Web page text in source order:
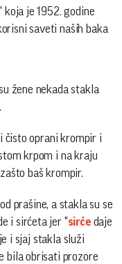
koja je 1952. godine
saveti naših baka
žene nekada stakla
čisto oprani krompir i
krpom i na kraju
baš krompir.
prašine, a stakla su se
i sirćeta jer "sirće daje
i sjaj stakla služi
bila obrisati prozore